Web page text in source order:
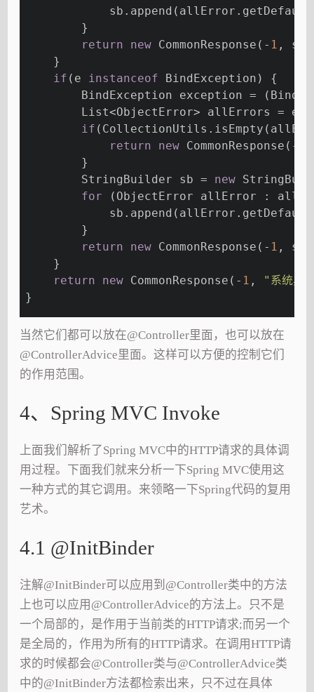
        }
return
new CommonResponse(- 1 ,
    }
if (e instanceof BindException) {
BindException exception =
List<ObjectError> allErrors =
if
return
new CommonResponse(-
        }
        StringBuilder sb =
new
for (ObjectError allError :
        }
return
new CommonResponse(- 1 ,
    }
return
new CommonResponse(- 1 ,
"系统异
}
当然它们都可以放在@Controller里面，也可以放在
@ControllerAdvice里面。这样可以方便的控制它们
的作用范围。
4、Spring MVC Invoke
上面我们解析了Spring MVC中的HTTP请求的具体调
用过程。下面我们就来分析一下Spring MVC使用这
一种方式的其它调用。来领略一下Spring代码的复用
艺术。
4.1 @InitBinder
注解@InitBinder可以应用到@Controller类中的方法
上也可以应用@ControllerAdvice的方法上。只不是
一个局部的，是作用于当前类的HTTP请求;而另一个
是全局的，作用为所有的HTTP请求。在调用HTTP请
求的时候都会@Controller类与@ControllerAdvice类
中的@InitBinder方法都检索出来，只不过在具体